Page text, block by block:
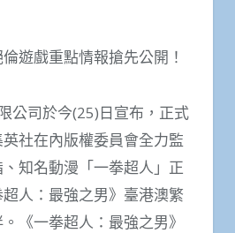
遊戲重點情報搶先公開！
公司於今(25)日宣布，正式
社在內版權委員會全力監
知名動漫「一拳超人」正
人：最強之男》臺港澳繁
《一拳超人：最強之男》